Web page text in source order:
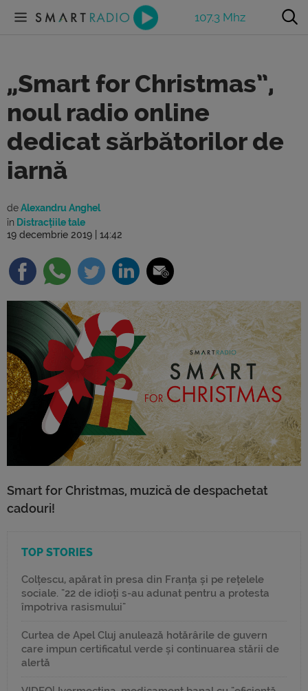
107.3 Mhz
„Smart for Christmas”,
noul radio online
dedicat sărbătorilor de
iarnă
deAlexandru Anghel
în Distracțiile tale
19 decembrie 2019 | 14:42
Smart for Christmas, muzică de despachetat
cadouri!
TOP STORIES
Colțescu, apărat în presa din Franța și pe rețelele
sociale. "22 de idioți s-au adunat pentru a protesta
împotriva rasismului"
Curtea de Apel Cluj anulează hotărârile de guvern
care impun certificatul verde și continuarea stării de
alertă